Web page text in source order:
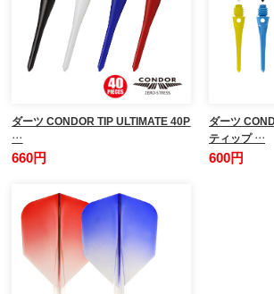
ダーツ CONDOR TIP ULTIMATE 40P
…
660円
ダーツ
ティップ …
600円